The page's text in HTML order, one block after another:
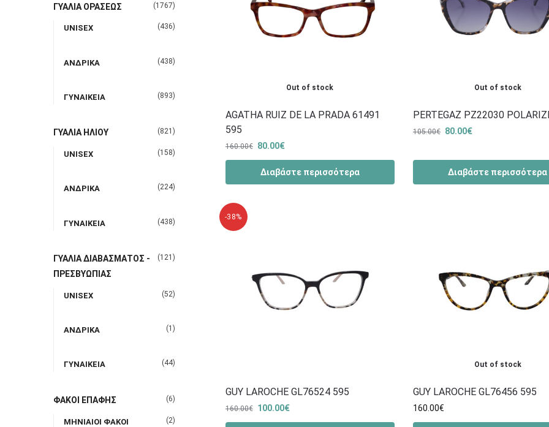
Out of stock
AGATHA RUIZ DE LA PRADA 61491
595
160.00€ 80.00€
Διαβάστε περισσότερα
Out of stock
PERTEGAZ PZ22030
105.00€ 80.00€
Διαβάστε περισσότερα
-38%
GUY LAROCHE GL76524 595
160.00€ 100.00€
Out of stock
GUY LAROCHE GL76456 595
160.00€
ΓΥΑΛΙΑ ΟΡΑΣΕΩΣ (1767)
UNISEX (436)
ΑΝΔΡΙΚΑ (438)
ΓΥΝΑΙΚΕΙΑ (893)
ΓΥΑΛΙΑ ΗΛΙΟΥ (821)
UNISEX (158)
ΑΝΔΡΙΚΑ (224)
ΓΥΝΑΙΚΕΙΑ (438)
ΓΥΑΛΙΑ ΔΙΑΒΑΣΜΑΤΟΣ -
ΠΡΕΣΒΥΩΠΙΑΣ
(121)
UNISEX (52)
ΑΝΔΡΙΚΑ (1)
ΓΥΝΑΙΚΕΙΑ (44)
ΦΑΚΟΙ ΕΠΑΦΗΣ (6)
ΜΗΝΙΑΙΟΙ ΦΑΚΟΙ
(2)